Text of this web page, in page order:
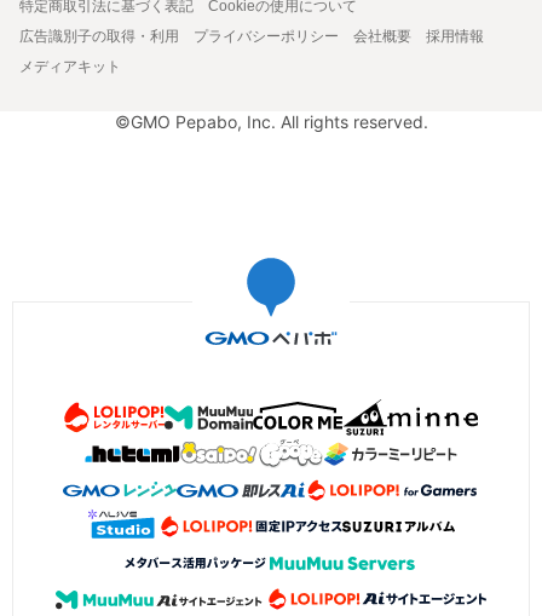
特定商取引法に基づく表記
Cookieの使用について
広告識別子の取得・利用
プライバシーポリシー 会社概要
採用情報
メディアキット
©GMO Pepabo, Inc. All rights reserved.